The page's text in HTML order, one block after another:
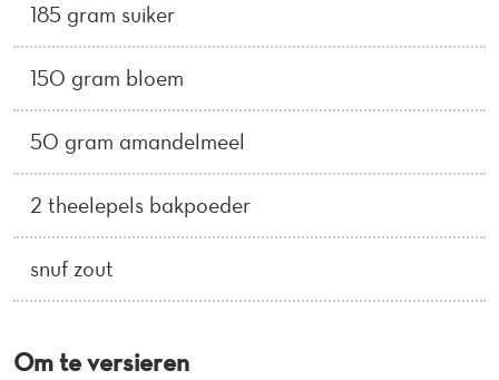
185 gram suiker
150 gram bloem
50 gram amandelmeel
2 theelepels bakpoeder
snuf zout
Om te versieren